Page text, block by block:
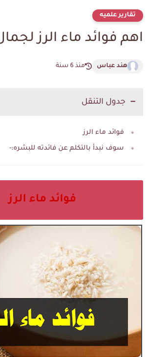
تقارير علميه
اهم فوائد ماء الرز
هند عباس منذ 6 سنة
جدول التنقل
فوائد ماء الرز
سوف نبدأ بالتكلم عن فائدته للبشره:-
فوائد ماء الرز